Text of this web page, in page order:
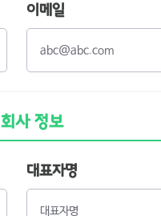
이메일
회사 정보
대표자명